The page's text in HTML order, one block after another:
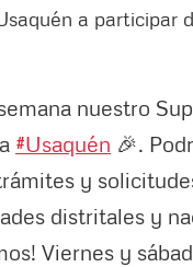
a participar
nuestro
#Usaquén 🎉.
y
distritales y
Viernes y